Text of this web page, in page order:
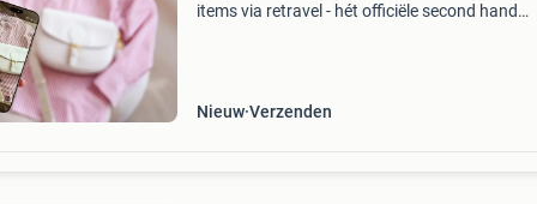
items via retravel - hét officiële second hand
Nieuw Verzenden